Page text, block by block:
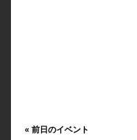
« 前日のイベント